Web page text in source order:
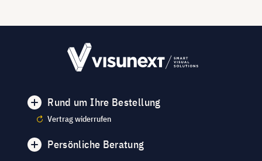
Rund um Ihre Bestellung
Vertrag widerrufen
Persönliche Beratung